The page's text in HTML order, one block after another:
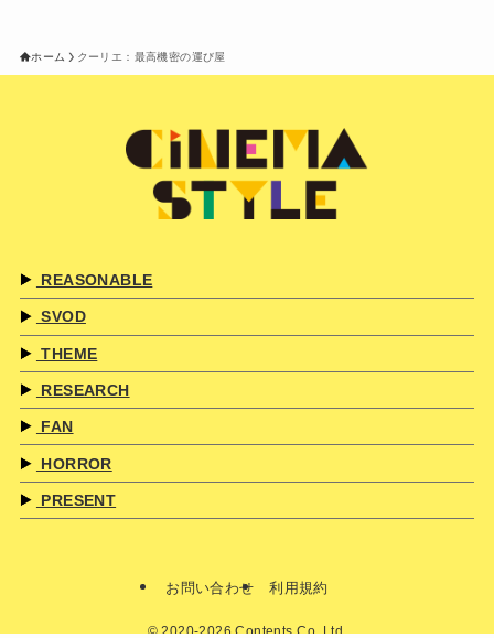
ホーム クーリエ：最高機密の運び屋
REASONABLE
SVOD
THEME
RESEARCH
FAN
HORROR
PRESENT
お問い合わせ 利用規約
©2020-2026 Contents Co.,Ltd.